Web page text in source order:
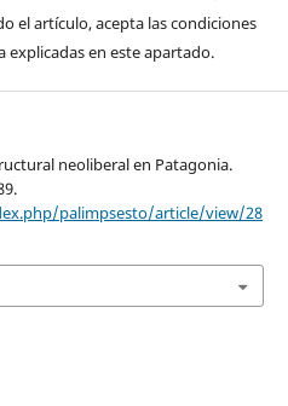
el artículo, acepta las condiciones
explicadas en este apartado.
neoliberal en Patagonia.
palimpsesto/article/view/28